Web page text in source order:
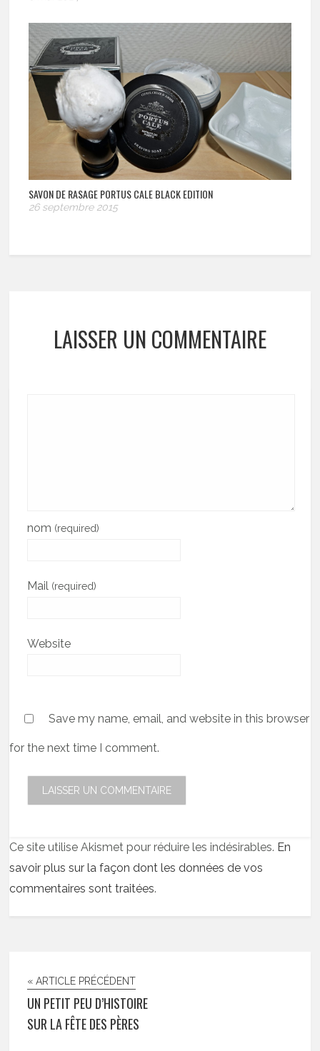
SAVON DE RASAGE PORTUS CALE BLACK EDITION
26 septembre 2015
LAISSER UN COMMENTAIRE
nom (required)
Mail (required)
Website
Save my name, email, and website in this browser
for the next time I comment.
Ce site utilise Akismet pour réduire les indésirables. En
savoir plus sur la façon dont les données de vos
commentaires sont traitées.
« ARTICLE PRÉCÉDENT
UN PETIT PEU D’HISTOIRE
SUR LA FÊTE DES PÈRES